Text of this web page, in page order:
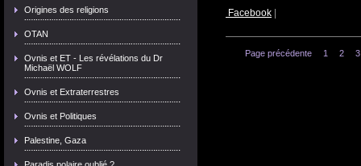
Origines des religions
OTAN
Ovnis et ET - Les révélations du Dr
Michaël WOLF
Ovnis et Extraterrestres
Ovnis et Politiques
Palestine, Gaza
Facebook
Page précédente 1 2 3